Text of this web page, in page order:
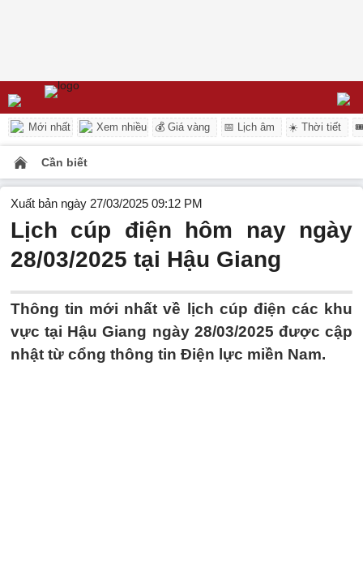
Mới nhất Xem nhiều 💰 Giá vàng 📅 Lịch âm ☀️ Thời tiết
Cần biết
Xuất bản ngày 27/03/2025 09:12 PM
Lịch cúp điện hôm nay ngày
28/03/2025 tại Hậu Giang
Thông tin mới nhất về lịch cúp điện các khu
vực tại Hậu Giang ngày 28/03/2025 được cập
nhật từ cổng thông tin Điện lực miền Nam.